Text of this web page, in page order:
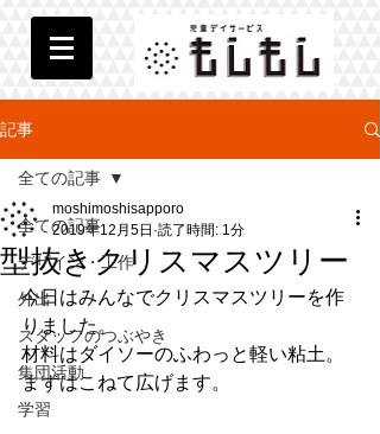
記事
全ての記事
デザイン・工作
外出
スタッフのつぶやき
集団活動
学習
全ての記事
型抜きクリスマスツリー
moshimoshisapporo
2019年12月5日 読了時間: 1分
今日はみんなでクリスマスツリーを作
りました。
材料はダイソーのふわっと軽い粘土。
まずはこねて広げます。